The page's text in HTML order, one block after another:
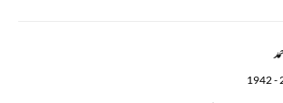
1942 -